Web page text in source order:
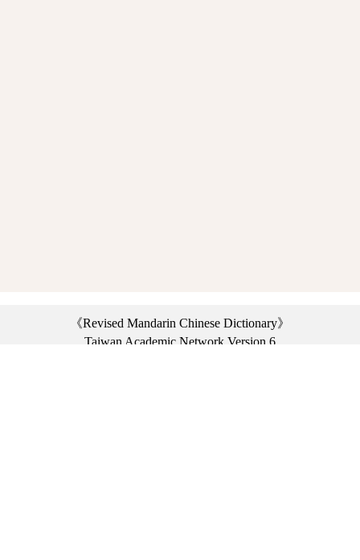
《Revised Mandarin Chinese Dictionary》
Taiwan Academic Network Version 6